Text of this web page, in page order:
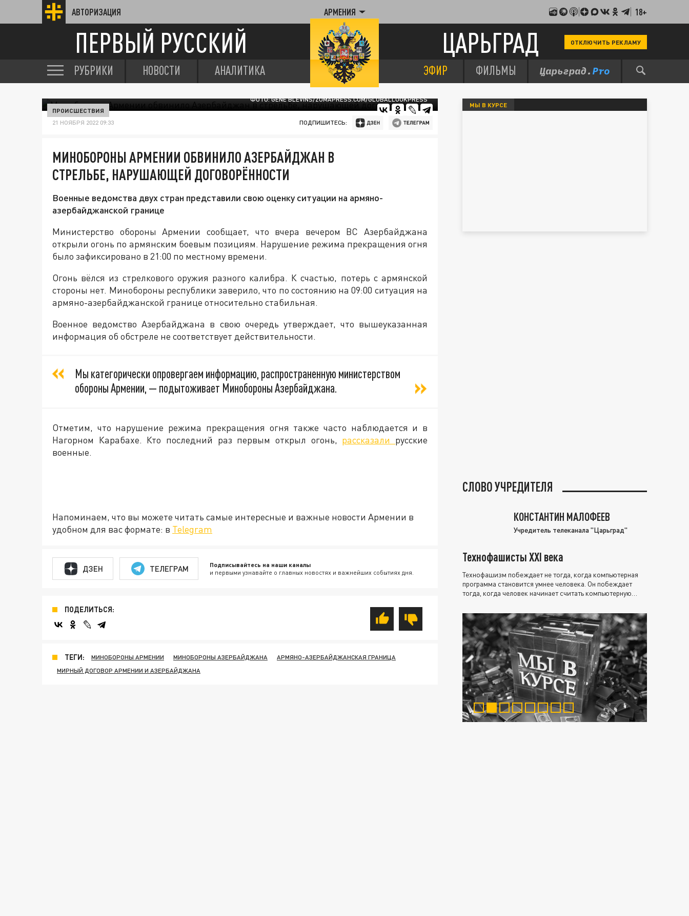
АВТОРИЗАЦИЯ АРМЕНИЯ 18+
ПЕРВЫЙ РУССКИЙ ЦАРЬГРАД ОТКЛЮЧИТЬ РЕКЛАМУ
РУБРИКИ НОВОСТИ АНАЛИТИКА ЭФИР ФИЛЬМЫ
ФОТО: GENE BLEVINS/ZUMAPRESS.COM/GLOBALLOOKPRESS
ПРОИСШЕСТВИЯ
21 НОЯБРЯ 2022 09:33 ПОДПИШИТЕСЬ:
МИНОБОРОНЫ АРМЕНИИ ОБВИНИЛО АЗЕРБАЙДЖАН В
СТРЕЛЬБЕ, НАРУШАЮЩЕЙ ДОГОВОРЁННОСТИ
Военные ведомства двух стран представили свою оценку ситуации на армяно-
азербайджанской границе
Министерство обороны Армении сообщает, что вчера вечером ВС Азербайджана
открыли огонь по армянским боевым позициям. Нарушение режима прекращения огня
было зафиксировано в 21:00 по местному времени.
Огонь вёлся из стрелкового оружия разного калибра. К счастью, потерь с армянской
стороны нет. Минобороны республики заверило, что по состоянию на 09:00 ситуация на
армяно-азербайджанской границе относительно стабильная.
Военное ведомство Азербайджана в свою очередь утверждает, что вышеуказанная
информация об обстреле не соответствует действительности.
Мы категорически опровергаем информацию, распространенную министерством
обороны Армении, — подытоживает Минобороны Азербайджана.
Отметим, что нарушение режима прекращения огня также часто наблюдается и в
Нагорном Карабахе. Кто последний раз первым открыл огонь, рассказали русские
военные.
Напоминаем, что вы можете читать самые интересные и важные новости Армении в
удобном для вас формате: в Telegram
ДЗЕН ТЕЛЕГРАМ Подписывайтесь на наши каналы
и первыми узнавайте о главных новостях и важнейших событиях дня.
ПОДЕЛИТЬСЯ:
ТЕГИ: МИНОБОРОНЫ АРМЕНИИ МИНОБОРОНЫ АЗЕРБАЙДЖАНА
АРМЯНО-АЗЕРБАЙДЖАНСКАЯ ГРАНИЦА
МИРНЫЙ ДОГОВОР АРМЕНИИ И АЗЕРБАЙДЖАНА
МЫ В КУРСЕ
СЛОВО УЧРЕДИТЕЛЯ
КОНСТАНТИН МАЛОФЕЕВ
Учредитель телеканала "Царьград"
Технофашисты XXI века
Технофашизм побеждает не тогда, когда компьютерная
программа становится умнее человека. Он побеждает
тогда, когда человек начинает считать компьютерную